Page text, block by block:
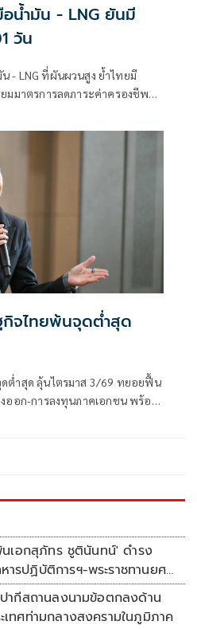
น้ำมัน - LNG ยันมี
วัน
- LNG ที่ผันผวนสูง ย้ำไทยมี
มมาตรการลดภาระค่าครองชีพ
กิจไทยพ้นจุดต่ำสุด
ดต่ำสุด ลุ้นไตรมาส 3/69 ทยอยฟื้น
ออก-การลงทุนภาคเอกชน พร้อม
นเอกสุภัทร ชูตินันทน์' ดำรง
ารปฏิบัติการฯ-พระราชทานยศ
ากีสถานลงนามข้อตกลงด้าน
เทศท่ามกลางสงครามในภูมิภาค